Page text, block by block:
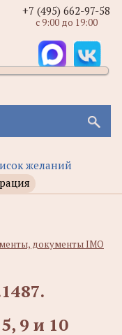
желаний
+7 (495) 662-97-58
с 9:00 до 19:00
документы IMO
9 и 10